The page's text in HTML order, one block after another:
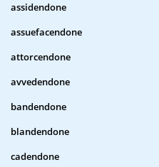
assidendone
assuefacendone
attorcendone
avvedendone
bandendone
blandendone
cadendone